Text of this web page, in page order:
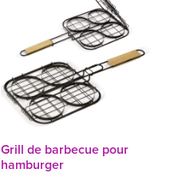
Grill de barbecue pour
hamburger